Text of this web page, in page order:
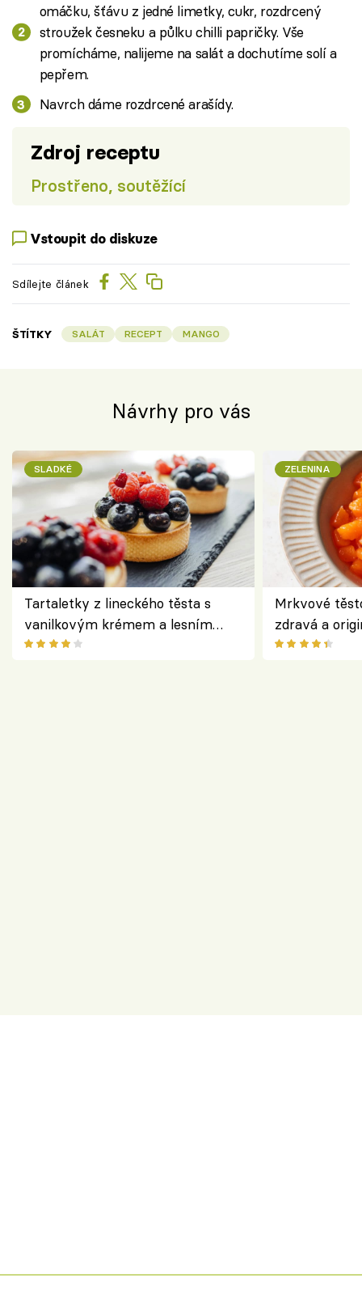
omáčku, šťávu z jedné limetky, cukr, rozdrcený
stroužek česneku a půlku chilli papričky. Vše
promícháme, nalijeme na salát a dochutíme solí a
pepřem.
Navrch dáme rozdrcené arašídy.
Zdroj receptu
Prostřeno, soutěžící
Vstoupit do diskuze
Sdílejte článek
ŠTÍTKY SALÁT RECEPT MANGO
Návrhy pro vás
SLADKÉ
Tartaletky z lineckého těsta s
vanilkovým krémem a lesním
ovocem podle Bread Society
ZELENINA
Mrkvové
zdravá a
klasiky